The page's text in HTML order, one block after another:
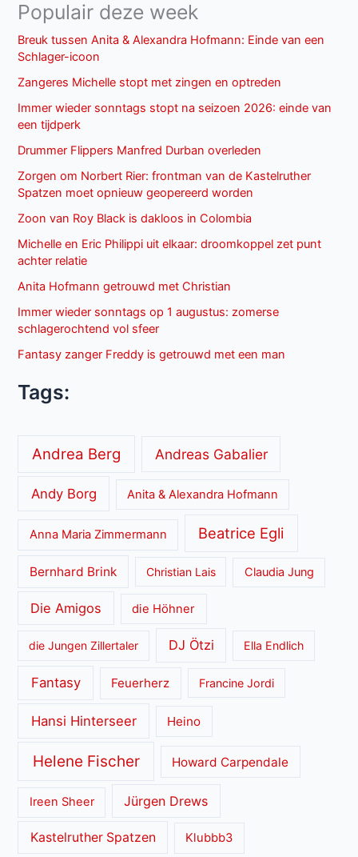
Populair deze week
Breuk tussen Anita & Alexandra Hofmann: Einde van een
Schlager-icoon
Zangeres Michelle stopt met zingen en optreden
Immer wieder sonntags stopt na seizoen 2026: einde van
een tijdperk
Drummer Flippers Manfred Durban overleden
Zorgen om Norbert Rier: frontman van de Kastelruther
Spatzen moet opnieuw geopereerd worden
Zoon van Roy Black is dakloos in Colombia
Michelle en Eric Philippi uit elkaar: droomkoppel zet punt
achter relatie
Anita Hofmann getrouwd met Christian
Immer wieder sonntags op 1 augustus: zomerse
schlagerochtend vol sfeer
Fantasy zanger Freddy is getrouwd met een man
Tags:
Andrea Berg Andreas Gabalier
Andy Borg Anita & Alexandra Hofmann
Anna Maria Zimmermann Beatrice Egli
Bernhard Brink Christian Lais Claudia Jung
Die Amigos die Höhner
die Jungen Zillertaler DJ Ötzi Ella Endlich
Fantasy Feuerherz Francine Jordi
Hansi Hinterseer Heino
Helene Fischer Howard Carpendale
Ireen Sheer Jürgen Drews
Kastelruther Spatzen Klubbb3